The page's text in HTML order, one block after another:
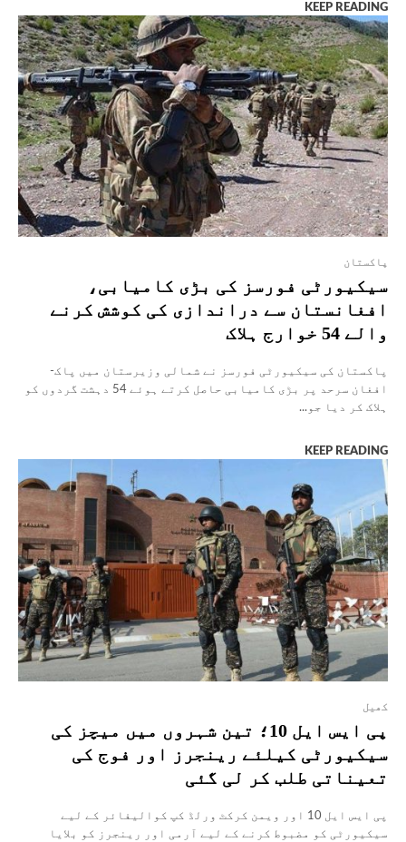
KEEP READING
پاکستان
سیکیورٹی فورسز کی بڑی کامیابی،
افغانستان سے دراندازی کی کوشش کرنے
والے 54 خوارج ہلاک
پاکستان کی سیکیورٹی فورسز نے شمالی وزیرستان میں پاک-
افغان سرحد پر بڑی کامیابی حاصل کرتے ہوئے 54 دہشت گردوں کو
ہلاک کر دیا جو...
KEEP READING
کھیل
پی ایس ایل 10؛ تین شہروں میں میچز کی
سیکیورٹی کیلئے رینجرز اور فوج کی
تعیناتی طلب کر لی گئی
پی ایس ایل 10 اور ویمن کرکٹ ورلڈ کپ کوالیفائر کے لیے
سیکیورٹی کو مضبوط کرنے کے لیے آرمی اور رینجرز کو بلایا